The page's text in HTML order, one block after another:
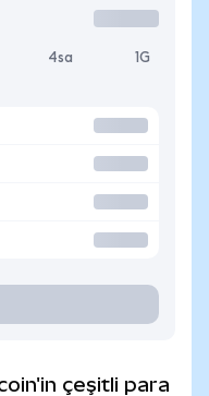
4sa 1G
çeşitli para